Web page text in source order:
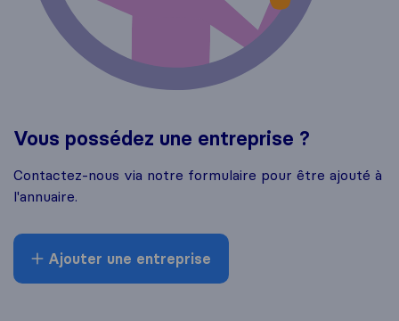
Vous possédez une entreprise ?
Contactez-nous via notre formulaire pour être ajouté à
l'annuaire.
Ajouter une entreprise